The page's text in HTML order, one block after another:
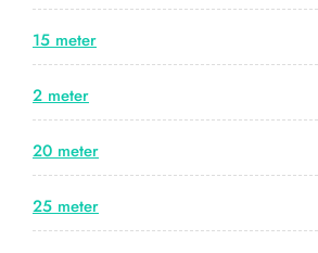
15 meter
2 meter
20 meter
25 meter